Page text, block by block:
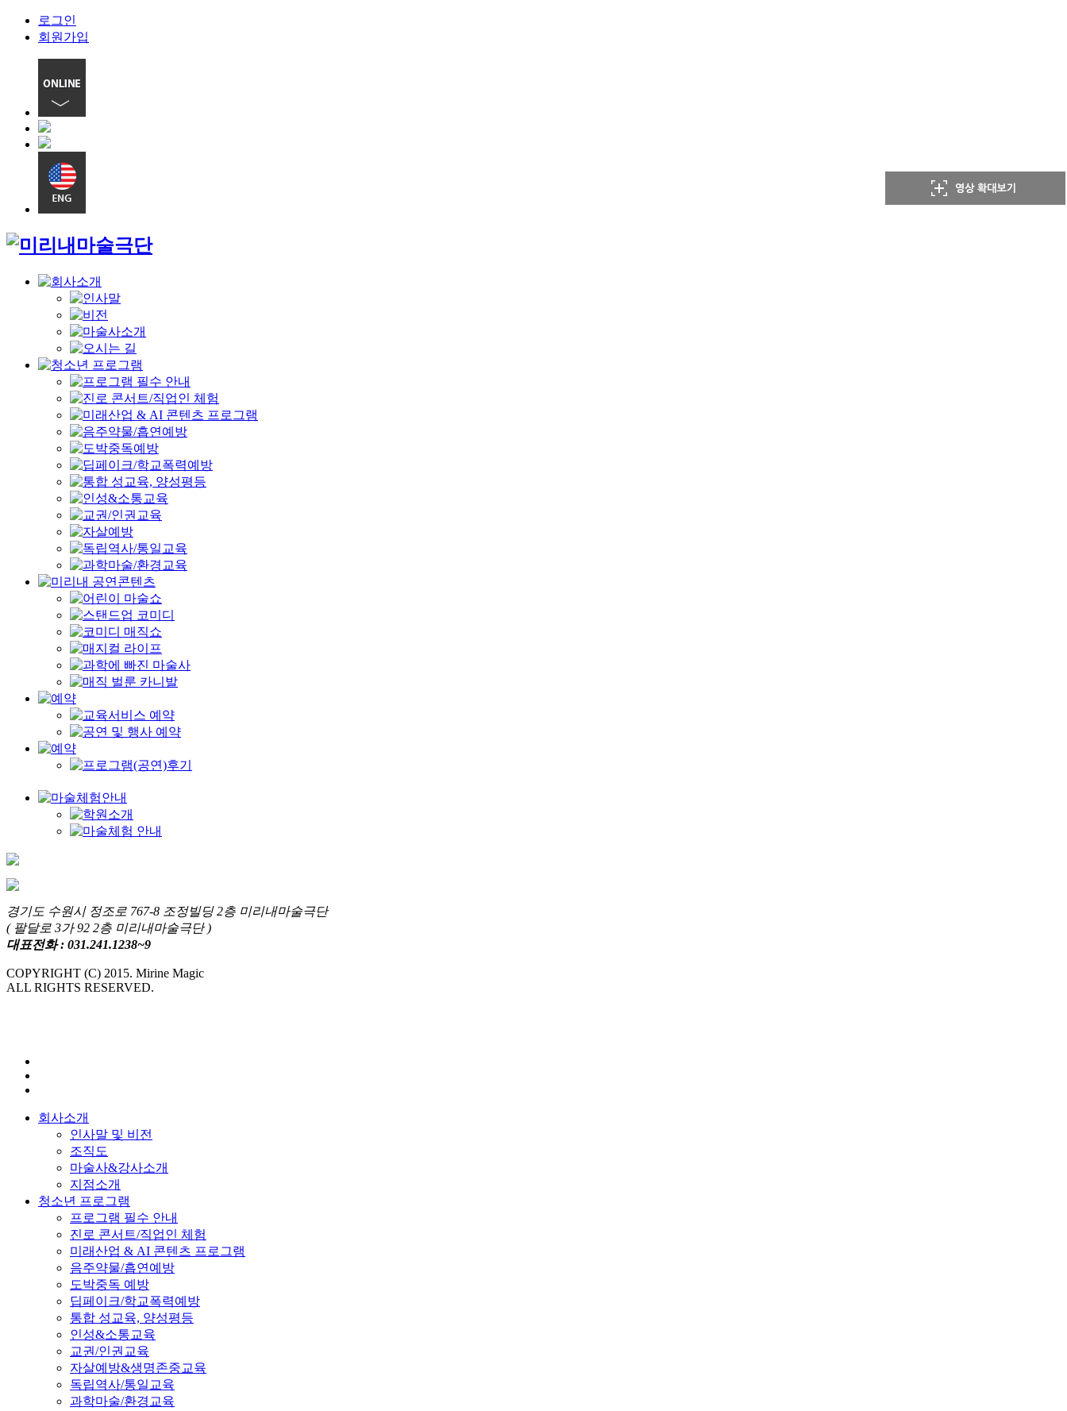
로그인
회원가입
경기도 수원시 정조로 767-8 조정빌딩 2층 미리내마술극단
( 팔달로 3가 92 2층 미리내마술극단 )
대표전화 : 031.241.1238~9
COPYRIGHT (C) 2015. Mirine Magic
ALL RIGHTS RESERVED.
회사소개
인사말 및 비전
조직도
마술사&강사소개
지점소개
청소년 프로그램
프로그램 필수 안내
진로 콘서트/직업인 체험
미래산업 & AI 콘텐츠 프로그램
음주약물/흡연예방
도박중독 예방
딥페이크/학교폭력예방
통합 성교육, 양성평등
인성&소통교육
교권/인권교육
자살예방&생명존중교육
독립역사/통일교육
과학마술/환경교육